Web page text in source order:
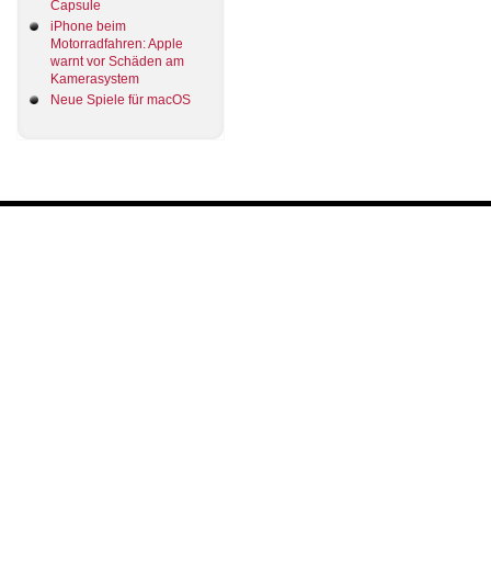
Capsule
iPhone beim
Motorradfahren: Apple
warnt vor Schäden am
Kamerasystem
Neue Spiele für macOS